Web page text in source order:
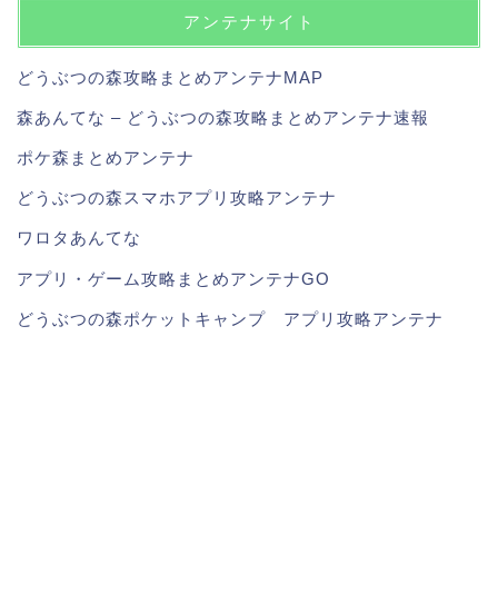
アンテナサイト
どうぶつの森攻略まとめアンテナMAP
森あんてな – どうぶつの森攻略まとめアンテナ速報
ポケ森まとめアンテナ
どうぶつの森スマホアプリ攻略アンテナ
ワロタあんてな
アプリ・ゲーム攻略まとめアンテナGO
どうぶつの森ポケットキャンプ アプリ攻略アンテナ